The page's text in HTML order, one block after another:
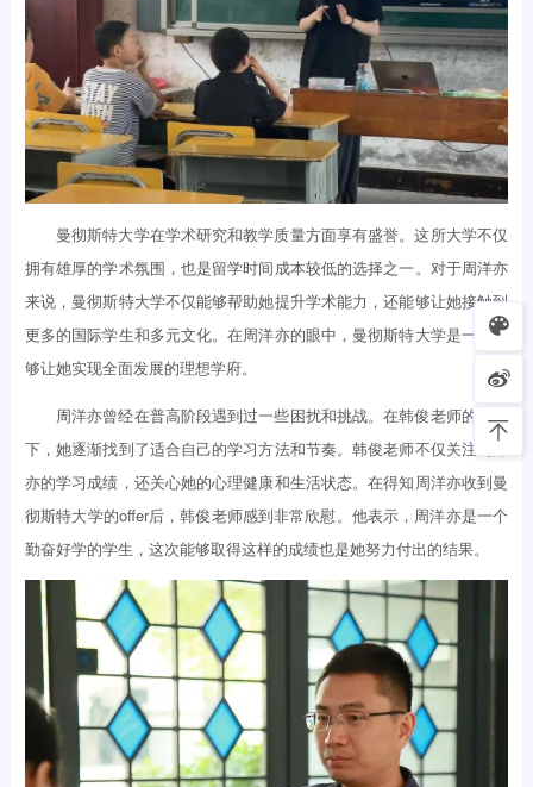
曼彻斯特大学在学术研究和教学质量方面享有盛誉。这所大学不仅
拥有雄厚的学术氛围，也是留学时间成本较低的选择之一。对于周洋亦
来说，曼彻斯特大学不仅能够帮助她提升学术能力，还能够让她接触到
更多的国际学生和多元文化。在周洋亦的眼中，曼彻斯特大学是一所能
够让她实现全面发展的理想学府。
周洋亦曾经在普高阶段遇到过一些困扰和挑战。在韩俊老师的帮助
下，她逐渐找到了适合自己的学习方法和节奏。韩俊老师不仅关注周洋
亦的学习成绩，还关心她的心理健康和生活状态。在得知周洋亦收到曼
彻斯特大学的offer后，韩俊老师感到非常欣慰。他表示，周洋亦是一个
勤奋好学的学生，这次能够取得这样的成绩也是她努力付出的结果。